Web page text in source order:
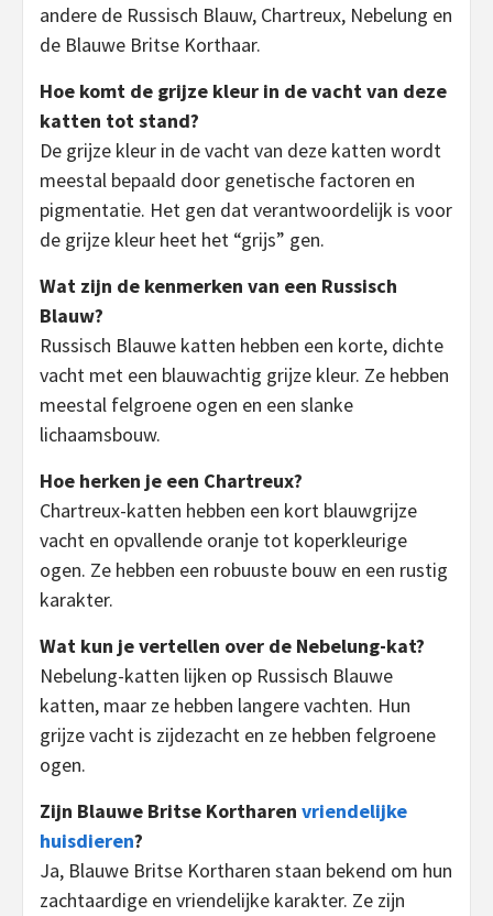
andere de Russisch Blauw, Chartreux, Nebelung en
de Blauwe Britse Korthaar.
Hoe komt de grijze kleur in de vacht van deze
katten tot stand?
De grijze kleur in de vacht van deze katten wordt
meestal bepaald door genetische factoren en
pigmentatie. Het gen dat verantwoordelijk is voor
de grijze kleur heet het “grijs” gen.
Wat zijn de kenmerken van een Russisch
Blauw?
Russisch Blauwe katten hebben een korte, dichte
vacht met een blauwachtig grijze kleur. Ze hebben
meestal felgroene ogen en een slanke
lichaamsbouw.
Hoe herken je een Chartreux?
Chartreux-katten hebben een kort blauwgrijze
vacht en opvallende oranje tot koperkleurige
ogen. Ze hebben een robuuste bouw en een rustig
karakter.
Wat kun je vertellen over de Nebelung-kat?
Nebelung-katten lijken op Russisch Blauwe
katten, maar ze hebben langere vachten. Hun
grijze vacht is zijdezacht en ze hebben felgroene
ogen.
Zijn Blauwe Britse Kortharen vriendelijke
huisdieren?
Ja, Blauwe Britse Kortharen staan ​​bekend om hun
zachtaardige en vriendelijke karakter. Ze zijn